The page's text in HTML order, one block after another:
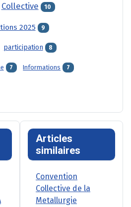
Collective 10
2025 9
participation 8
7 Informations 7
Articles
similaires
Convention
Collective de la
Metallurgie